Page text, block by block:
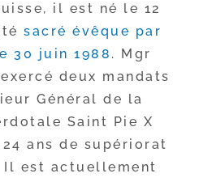
il est né le 12
sacré évêque par
30 juin 1988 . Mgr
deux man­dats
Général de la
Saint Pie X
ans de supé­rio­rat
Il est actuel­le­ment